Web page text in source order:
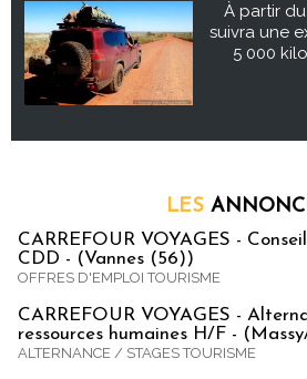
À partir
suivra une
5 000
LES
CARREFOUR VOYAGES -
CDD - (Vannes (56))
OFFRES D'EMPLOI TOURISME
CARREFOUR VOYAGES -
ressources humaines H/F -
ALTERNANCE / STAGES TOURISME